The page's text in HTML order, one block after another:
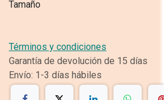
Tamaño
Términos y condiciones
Garantía de devolución de 15 días
Envío: 1-3 días hábiles